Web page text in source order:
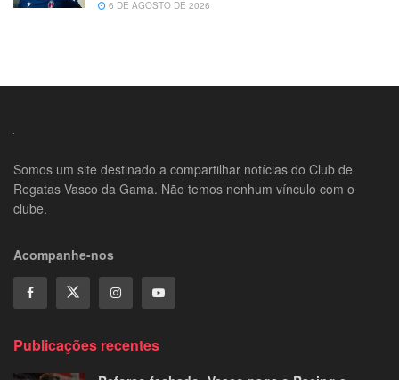
6 DE AGOSTO DE 2026
Somos um site destinado a compartilhar notícias do Club de
Regatas Vasco da Gama. Não temos nenhum vínculo com o
clube.
Acompanhe-nos
Publicações recentes